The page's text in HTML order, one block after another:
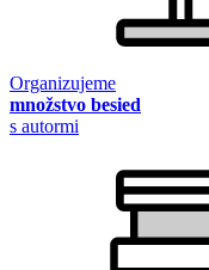
Organizujeme
množstvo besied
s autormi